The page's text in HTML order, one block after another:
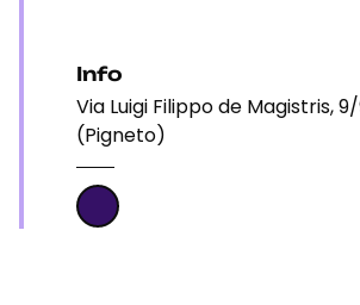
Info
Via Luigi Filippo de Magistris,
(Pigneto)